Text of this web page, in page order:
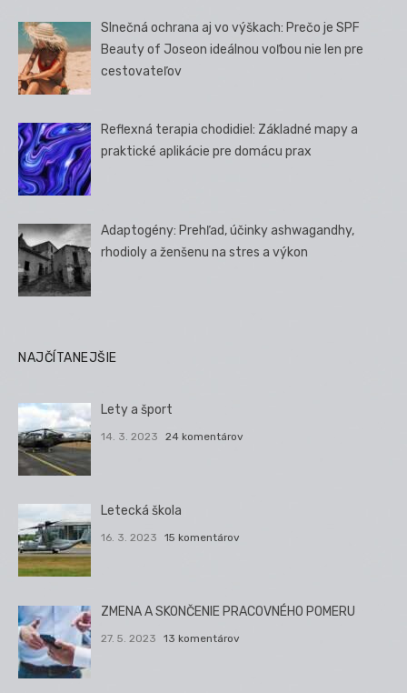
Slnečná ochrana aj vo výškach: Prečo je SPF
Beauty of Joseon ideálnou voľbou nie len pre
cestovateľov
Reflexná terapia chodidiel: Základné mapy a
praktické aplikácie pre domácu prax
Adaptogény: Prehľad, účinky ashwagandhy,
rhodioly a ženšenu na stres a výkon
NAJČÍTANEJŠIE
Lety a šport
14. 3. 2023 24 komentárov
Letecká škola
16. 3. 2023 15 komentárov
ZMENA A SKONČENIE PRACOVNÉHO POMERU
27. 5. 2023 13 komentárov